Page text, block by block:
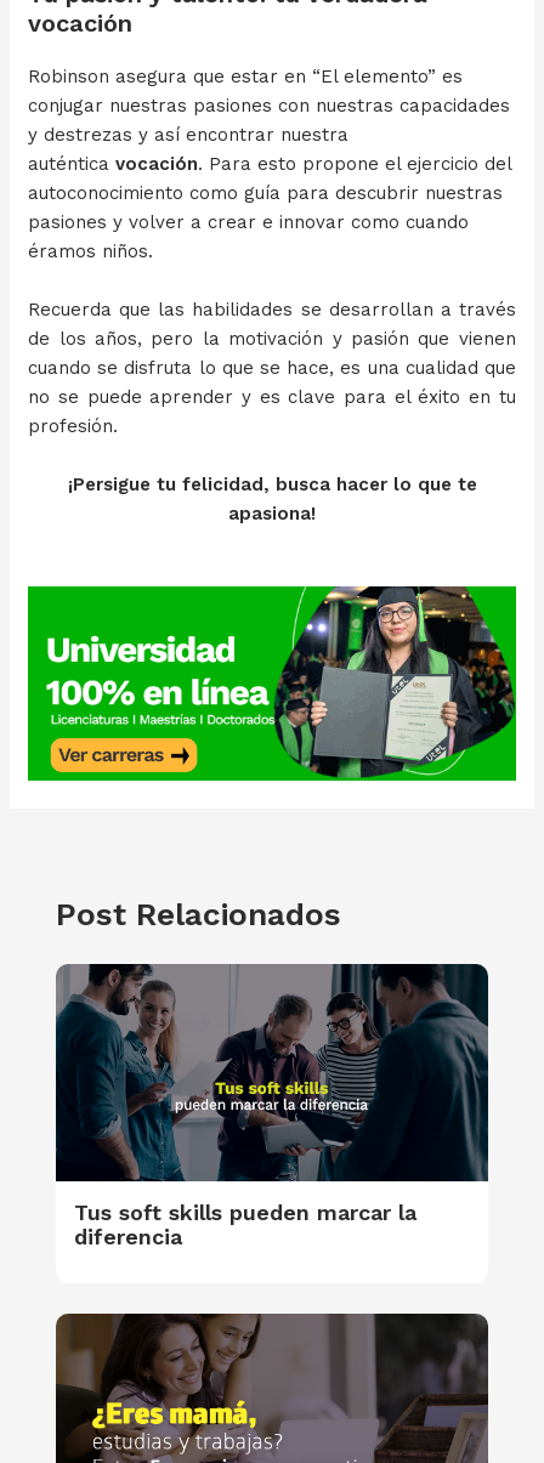
vocación
Robinson asegura que estar en “El elemento” es
conjugar nuestras pasiones con nuestras capacidades
y destrezas y así encontrar nuestra
auténticavocación. Para esto propone el ejercicio del
autoconocimiento como guía para descubrir nuestras
pasiones y volver a crear e innovar como cuando
éramos niños.
Recuerda que las habilidades se desarrollan a través
de los años, pero la motivación y pasión que vienen
cuando se disfruta lo que se hace, es una cualidad que
no se puede aprender y es clave para el éxito en tu
profesión.
¡Persigue tu felicidad, busca hacer lo que te
apasiona!
Post Relacionados
Tus soft skills pueden marcar la
diferencia